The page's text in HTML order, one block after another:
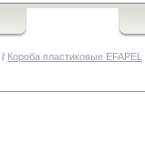
/ Короба пластиковые EFAPEL